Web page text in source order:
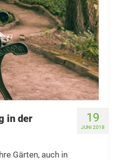
19
JUNI 2018
in der
Gärten, auch in